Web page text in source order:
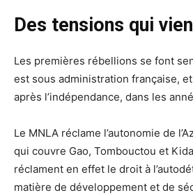
Des tensions qui
Les premières rébellions se font
est sous administration française,
après l’indépendance, dans les
Le MNLA réclame l’autonomie de
qui couvre Gao, Tombouctou et
réclament en effet le droit à
matière de développement et de